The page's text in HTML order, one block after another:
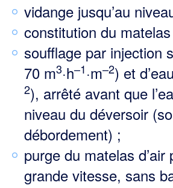
vidange jusqu’au
constitution du matelas
soufflage par injection
70 m3·h–1·m–2) et
2), arrêté avant que
niveau du déversoir
débordement) ;
purge du matelas d’air
grande vitesse, sans